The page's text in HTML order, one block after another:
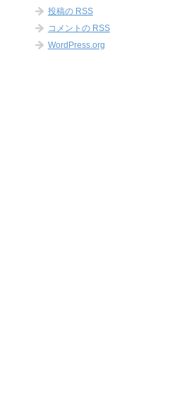
投稿の RSS
コメントの RSS
WordPress.org